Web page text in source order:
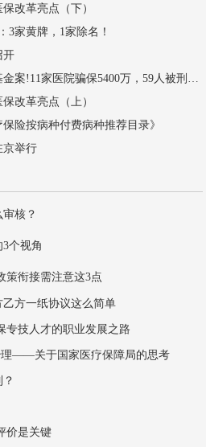
改革亮点（下）
3家黄牌，1家除名！
开
改革亮点（上）
险按病种付费病种推荐目录》
京举行
核？
个视角
策衔接需注意这3点
方一纸协议这么简单
技人才的职业发展之路
理——关于国家医疗保障局的思考
价是关键